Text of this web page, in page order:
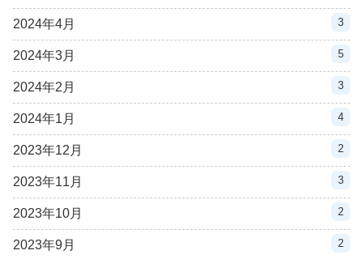
2024年4月 3
2024年3月 5
2024年2月 3
2024年1月 4
2023年12月 2
2023年11月 3
2023年10月 2
2023年9月 2